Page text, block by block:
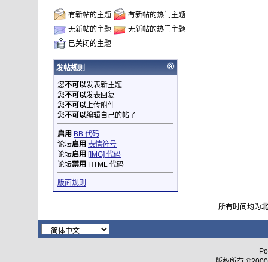
有新帖的主题
有新帖的热门主题
无新帖的主题
无新帖的热门主题
已关闭的主题
发帖规则
您不可以发表新主题
您不可以发表回复
您不可以上传附件
您不可以编辑自己的帖子
启用 BB 代码
论坛启用 表情符号
论坛启用 [IMG] 代码
论坛禁用 HTML 代码
版面规则
所有时间均为